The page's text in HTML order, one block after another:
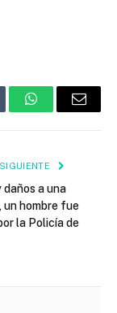
WhatsAppEmail
daños a una
hombre fue
la Policía de